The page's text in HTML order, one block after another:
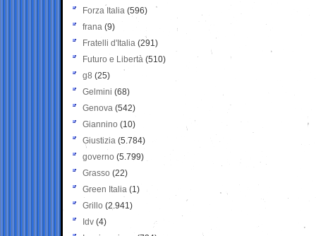
Forza Italia (596)
frana (9)
Fratelli d'Italia (291)
Futuro e Libertà (510)
g8 (25)
Gelmini (68)
Genova (542)
Giannino (10)
Giustizia (5.784)
governo (5.799)
Grasso (22)
Green Italia (1)
Grillo (2.941)
Idv (4)